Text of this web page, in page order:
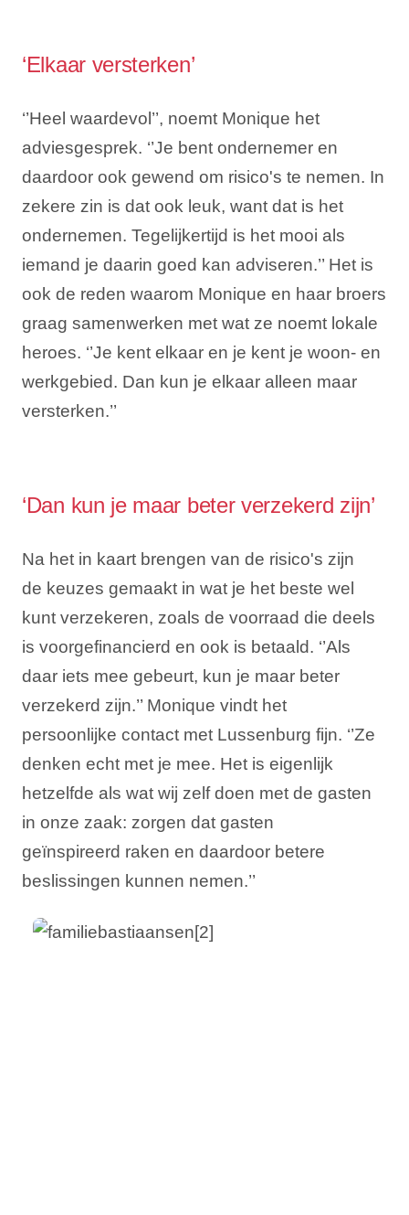
‘Elkaar versterken’
‘’Heel waardevol’’, noemt Monique het
adviesgesprek. ‘’Je bent ondernemer en
daardoor ook gewend om risico's te nemen. In
zekere zin is dat ook leuk, want dat is het
ondernemen. Tegelijkertijd is het mooi als
iemand je daarin goed kan adviseren.’’ Het is
ook de reden waarom Monique en haar broers
graag samenwerken met wat ze noemt lokale
heroes. ‘’Je kent elkaar en je kent je woon- en
werkgebied. Dan kun je elkaar alleen maar
versterken.’’
‘Dan kun je maar beter verzekerd zijn’
Na het in kaart brengen van de risico's zijn
de keuzes gemaakt in wat je het beste wel
kunt verzekeren, zoals de voorraad die deels
is voorgefinancierd en ook is betaald. ‘’Als
daar iets mee gebeurt, kun je maar beter
verzekerd zijn.’’ Monique vindt het
persoonlijke contact met Lussenburg fijn. ‘’Ze
denken echt met je mee. Het is eigenlijk
hetzelfde als wat wij zelf doen met de gasten
in onze zaak: zorgen dat gasten
geïnspireerd raken en daardoor betere
beslissingen kunnen nemen.’’